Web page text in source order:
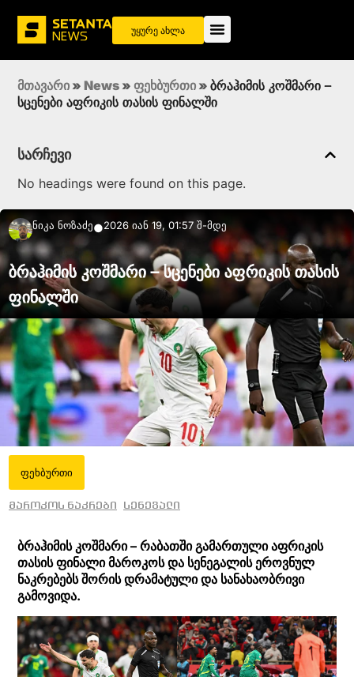
უყურე ახლა
მთავარი » News » ფეხბურთი » ბრაჰიმის კოშმარი –
სცენები აფრიკის თასის ფინალში
სარჩევი
No headings were found on this page.
Ნიკა Ნოზაძე●2026 იან 19, 01:57 შ-მდე
ბრაჰიმის კოშმარი – სცენები აფრიკის თასის
ფინალში
ფეხბურთი
მაროკოს ნაკრები სენეგალი
ბრაჰიმის კოშმარი – რაბათში გამართული აფრიკის
თასის ფინალი მაროკოს და სენეგალის ეროვნულ
ნაკრებებს შორის დრამატული და სანახაობრივი
გამოვიდა.